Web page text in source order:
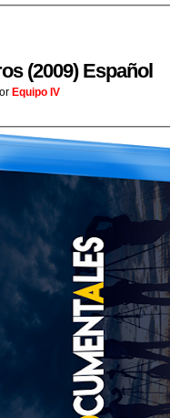
(2009) Español
Equipo IV